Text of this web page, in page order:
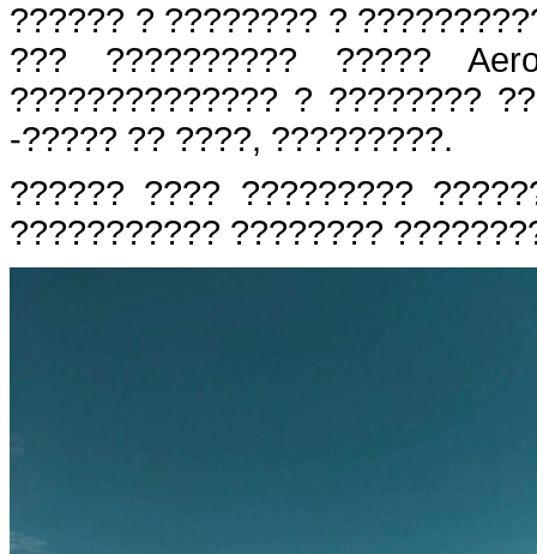
?????? ? ???????? ?
??? ?????????? ?????
?????????????? ? ????????
-????? ?? ????, ?????????.
?????? ???? ?????????
??????????? ????????